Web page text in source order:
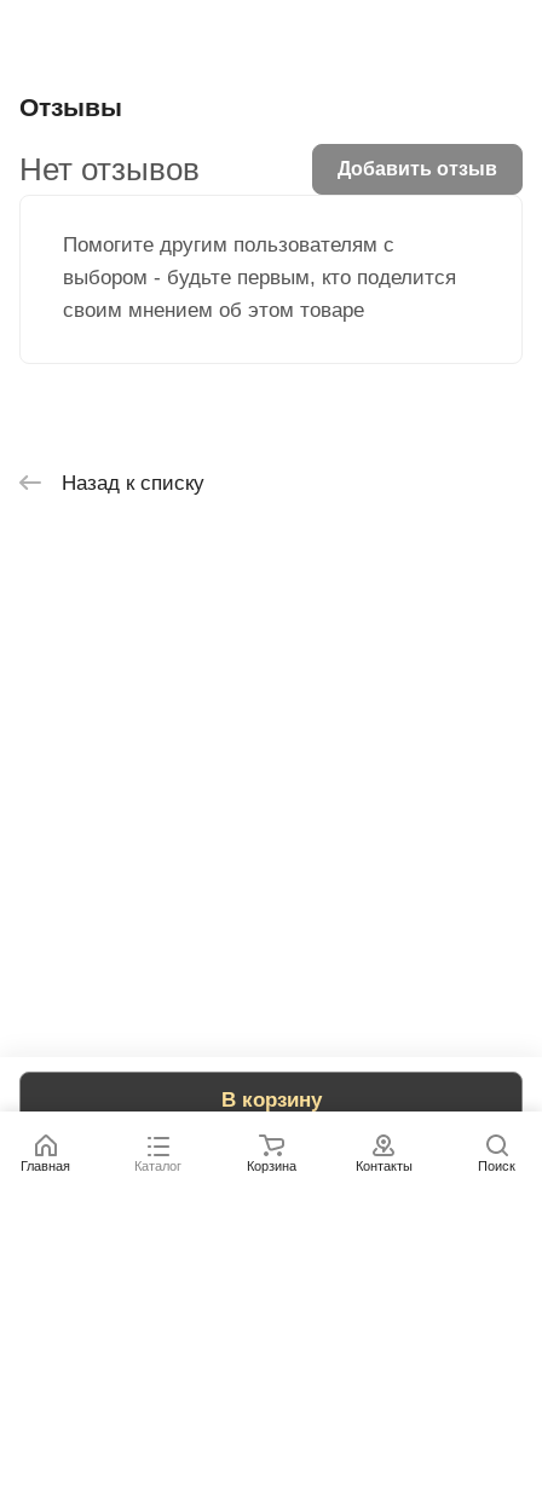
В корзину
Отзывы
Помогите другим пользователям с
выбором - будьте первым, кто поделится
своим мнением об этом товаре
Нет отзывов Добавить отзыв
Назад к списку
Главная Каталог Корзина Контакты Поиск